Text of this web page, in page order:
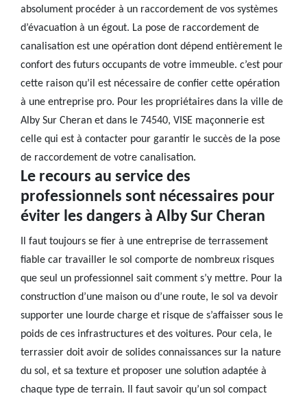
absolument procéder à un raccordement de vos systèmes
d’évacuation à un égout. La pose de raccordement de
canalisation est une opération dont dépend entièrement le
confort des futurs occupants de votre immeuble. c’est pour
cette raison qu’il est nécessaire de confier cette opération
à une entreprise pro. Pour les propriétaires dans la ville de
Alby Sur Cheran et dans le 74540, VISE maçonnerie est
celle qui est à contacter pour garantir le succès de la pose
de raccordement de votre canalisation.
Le recours au service des
professionnels sont nécessaires pour
éviter les dangers à Alby Sur Cheran
Il faut toujours se fier à une entreprise de terrassement
fiable car travailler le sol comporte de nombreux risques
que seul un professionnel sait comment s’y mettre. Pour la
construction d’une maison ou d’une route, le sol va devoir
supporter une lourde charge et risque de s’affaisser sous le
poids de ces infrastructures et des voitures. Pour cela, le
terrassier doit avoir de solides connaissances sur la nature
du sol, et sa texture et proposer une solution adaptée à
chaque type de terrain. Il faut savoir qu’un sol compact